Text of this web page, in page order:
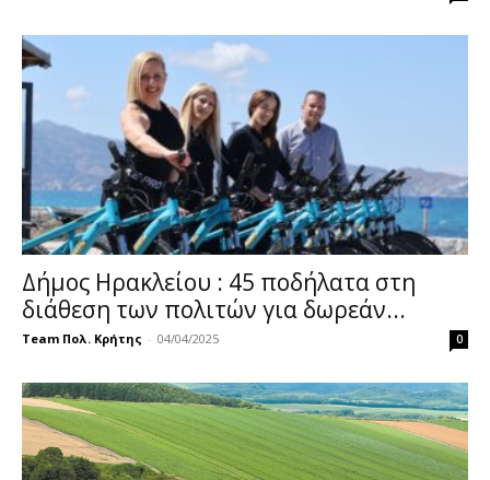
Δήμος Ηρακλείου : 45 ποδήλατα στη
διάθεση των πολιτών για δωρεάν...
Team Πολ. Κρήτης - 04/04/2025 0